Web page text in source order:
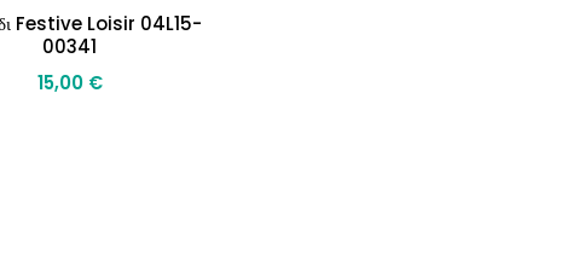
Festive Loisir 04L15-
00341
15,00 €